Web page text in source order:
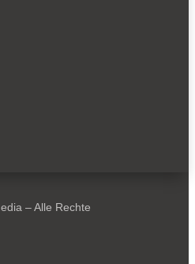
– Alle Rechte